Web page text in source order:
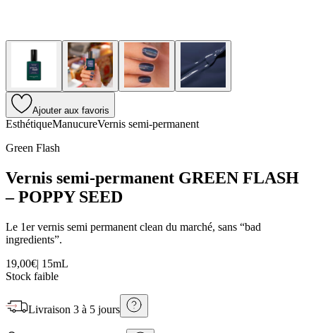
Ajouter aux favoris
EsthétiqueManucureVernis semi-permanent
Green Flash
Vernis semi-permanent GREEN FLASH
– POPPY SEED
Le 1er vernis semi permanent clean du marché, sans “bad
ingredients”.
19,00€| 15mL
Stock faible
Livraison 3 à 5 jours